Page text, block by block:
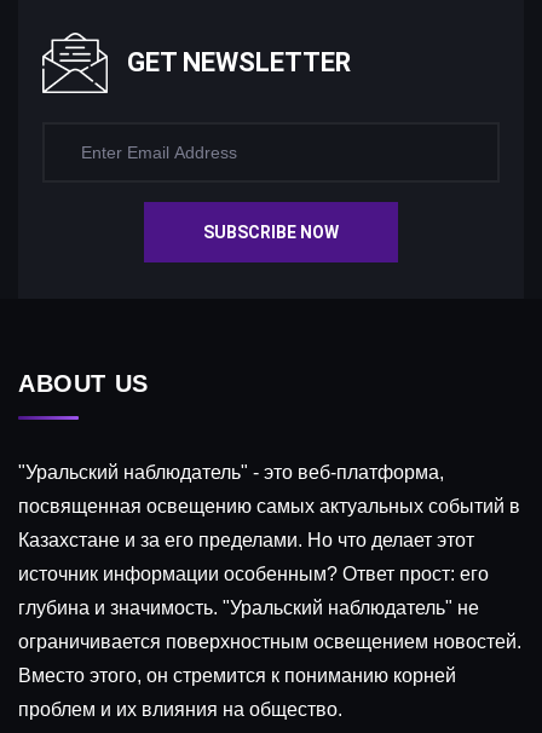
GET NEWSLETTER
SUBSCRIBE NOW
ABOUT US
"Уральский наблюдатель" - это веб-платформа,
посвященная освещению самых актуальных событий в
Казахстане и за его пределами. Но что делает этот
источник информации особенным? Ответ прост: его
глубина и значимость. "Уральский наблюдатель" не
ограничивается поверхностным освещением новостей.
Вместо этого, он стремится к пониманию корней
проблем и их влияния на общество.